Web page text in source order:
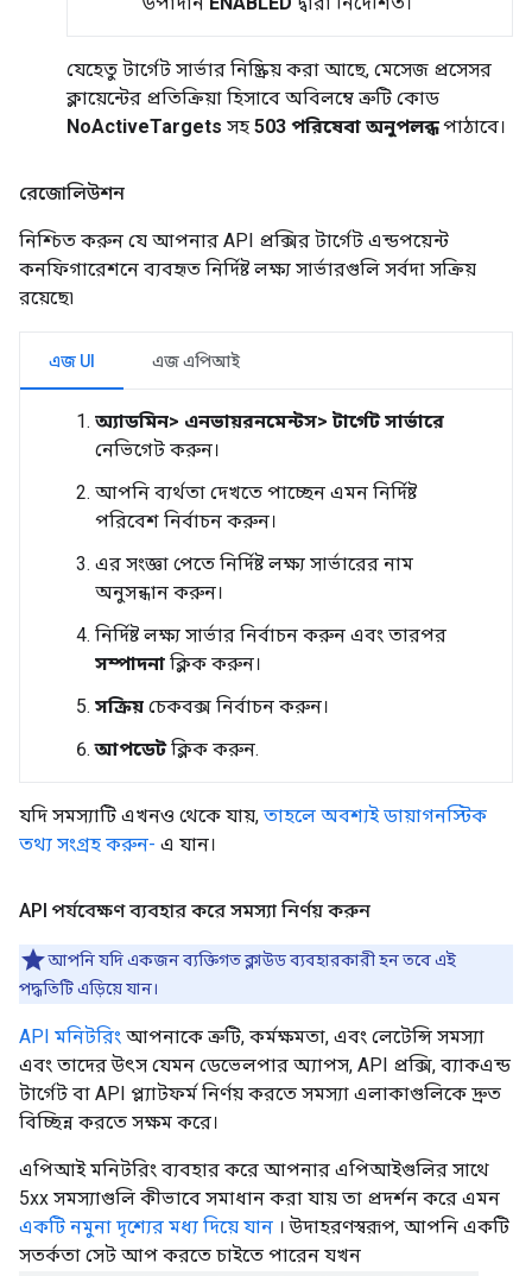
যেহেতু টার্গেট সার্ভার নিষ্ক্রিয় করা আছে, মেসেজ প্রসেসর
ক্লায়েন্টের প্রতিক্রিয়া হিসাবে অবিলম্বে ত্রুটি কোড
NoActiveTargets সহ 503 পরিষেবা অনুপলব্ধপাঠাবে।
রেজোলিউশন
নিশ্চিত করুন যে আপনার API প্রক্সির টার্গেট এন্ডপয়েন্ট
কনফিগারেশনে ব্যবহৃত নির্দিষ্ট লক্ষ্য সার্ভারগুলি সর্বদা সক্রিয়
রয়েছে৷
এজ UI এজ এপিআই
অ্যাডমিন> এনভায়রনমেন্টস> টার্গেট সার্ভারে
নেভিগেট করুন।
আপনি ব্যর্থতা দেখতে পাচ্ছেন এমন নির্দিষ্ট
পরিবেশ নির্বাচন করুন।
এর সংজ্ঞা পেতে নির্দিষ্ট লক্ষ্য সার্ভারের নাম
অনুসন্ধান করুন।
নির্দিষ্ট লক্ষ্য সার্ভার নির্বাচন করুন এবং তারপর
সম্পাদনা ক্লিক করুন।
সক্রিয় চেকবক্স নির্বাচন করুন।
আপডেটক্লিক করুন.
যদি সমস্যাটি এখনও থেকে যায়, তাহলে অবশ্যই ডায়াগনস্টিক
তথ্য সংগ্রহ করুন- এ যান।
API পর্যবেক্ষণ ব্যবহার করে সমস্যা নির্ণয় করুন
আপনি যদি একজন ব্যক্তিগত ক্লাউড ব্যবহারকারী হন তবে এই
পদ্ধতিটি এড়িয়ে যান।
API মনিটরিং আপনাকে ত্রুটি, কর্মক্ষমতা, এবং লেটেন্সি সমস্যা
এবং তাদের উৎস যেমন ডেভেলপার অ্যাপস, API প্রক্সি, ব্যাকএন্ড
টার্গেট বা API প্ল্যাটফর্ম নির্ণয় করতে সমস্যা এলাকাগুলিকে দ্রুত
বিচ্ছিন্ন করতে সক্ষম করে।
এপিআই মনিটরিং ব্যবহার করে আপনার এপিআইগুলির সাথে
5xx সমস্যাগুলি কীভাবে সমাধান করা যায় তা প্রদর্শন করে এমন
একটি নমুনা দৃশ্যের মধ্য দিয়ে যান । উদাহরণস্বরূপ, আপনি একটি
সতর্কতা সেট আপ করতে চাইতে পারেন যখন